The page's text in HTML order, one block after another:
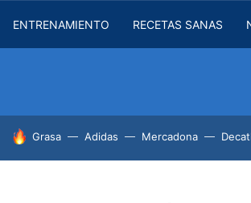
ENTRENAMIENTO RECETAS SANAS
HOY SE HABLA DE
Grasa Adidas Mercadona